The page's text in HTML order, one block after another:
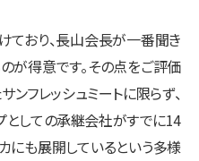
ており、長山会長が一番聞き
が得意です。その点をご評価
ンフレッシュミートに限らず、
としての承継会社がすでに14
にも展開しているという多様